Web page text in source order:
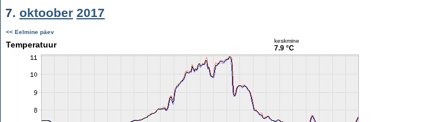
7. oktoober 2017
<< Eelmine päev
Temperatuur keskmine
7.9 °C